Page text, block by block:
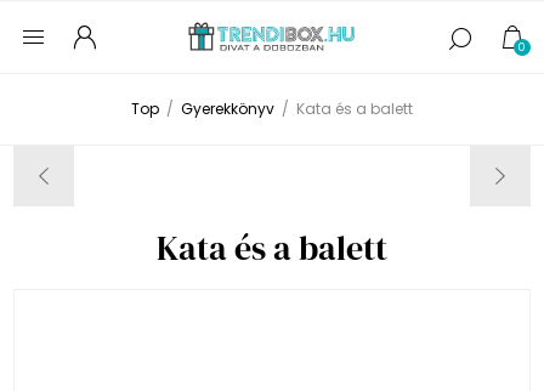
0
Top / Gyerekkönyv / Kata és a balett
Kata és a balett